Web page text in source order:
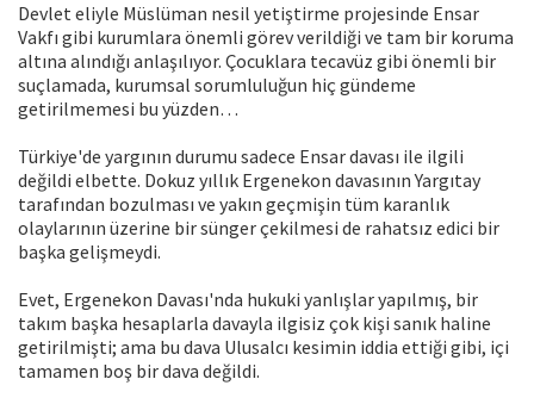
Devlet eliyle Müslüman nesil yetiştirme projesinde Ensar
Vakfı gibi kurumlara önemli görev verildiği ve tam bir koruma
altına alındığı anlaşılıyor. Çocuklara tecavüz gibi önemli bir
suçlamada, kurumsal sorumluluğun hiç gündeme
getirilmemesi bu yüzden…
Türkiye'de yargının durumu sadece Ensar davası ile ilgili
değildi elbette. Dokuz yıllık Ergenekon davasının Yargıtay
tarafından bozulması ve yakın geçmişin tüm karanlık
olaylarının üzerine bir sünger çekilmesi de rahatsız edici bir
başka gelişmeydi.
Evet, Ergenekon Davası'nda hukuki yanlışlar yapılmış, bir
takım başka hesaplarla davayla ilgisiz çok kişi sanık haline
getirilmişti; ama bu dava Ulusalcı kesimin iddia ettiği gibi, içi
tamamen boş bir dava değildi.